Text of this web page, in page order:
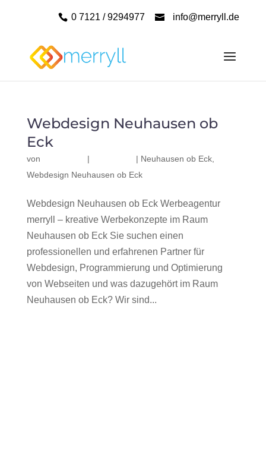
0 7121 / 9294977 info@merryll.de
Webdesign Neuhausen ob
Eck
von | | Neuhausen ob Eck,
Webdesign Neuhausen ob Eck
Webdesign Neuhausen ob Eck Werbeagentur
merryll – kreative Werbekonzepte im Raum
Neuhausen ob Eck Sie suchen einen
professionellen und erfahrenen Partner für
Webdesign, Programmierung und Optimierung
von Webseiten und was dazugehört im Raum
Neuhausen ob Eck? Wir sind...